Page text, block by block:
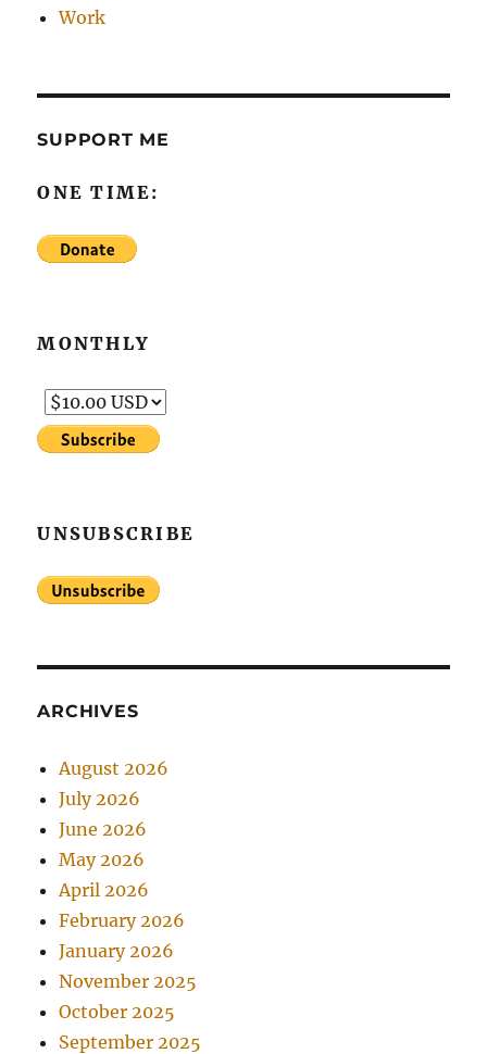
Work
SUPPORT ME
ONE TIME:
MONTHLY
UNSUBSCRIBE
ARCHIVES
August 2026
July 2026
June 2026
May 2026
April 2026
February 2026
January 2026
November 2025
October 2025
September 2025